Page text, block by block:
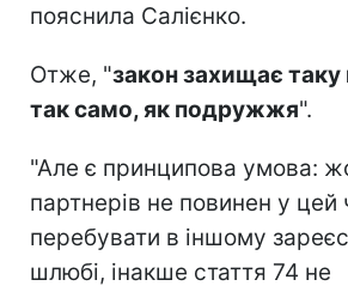
пояснила Салієнко.
Отже, "закон захищає
так само, як подружжя".
"Але є принципова умова:
партнерів не повинен у цей
перебувати в іншому
шлюбі, інакше стаття 74 не